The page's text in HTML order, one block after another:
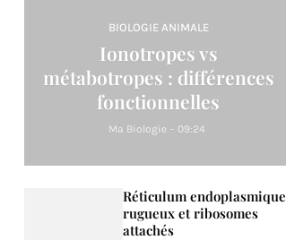
BIOLOGIE ANIMALE
Ionotropes vs
métabotropes : différences
fonctionnelles
Ma Biologie - 09:24
Réticulum endoplasmique
rugueux et ribosomes
attachés